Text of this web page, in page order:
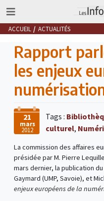
ACCUEIL ACTUALITÉS
Rapport
les enjeux
21
mars
2012
Tags :
culturel,
La commission des affaires
présidée par M. Pierre
mars dernier, la publication
Gaymard (UMP, Savoie), et
enjeux européens de la